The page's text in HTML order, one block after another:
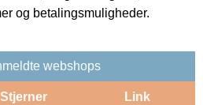
og betalingsmuligheder.
webshops
Stjerner Link